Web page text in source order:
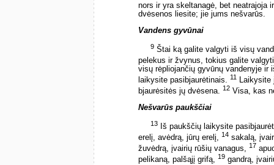
nors ir yra skeltanagė, bet neatrajoja
dvėsenos liesite; jie jums nešvarūs.
Vandens gyvūnai
9 Štai ką galite valgyti iš visų
pelekus ir žvynus, tokius galite
visų rėpliojančių gyvūnų vandenyje
laikysite pasibjaurėtinais. 11
Laikysite
bjaurėsitės jų dvėsena. 12 Visa, kas
Nešvarūs paukščiai
13 Iš paukščių laikysite
erelį, avėdrą, jūrų erelį, 14 sakalą,
žuvėdrą, įvairių rūšių vanagus, 17
pelikaną, palšąjį grifą, 19 gandrą,